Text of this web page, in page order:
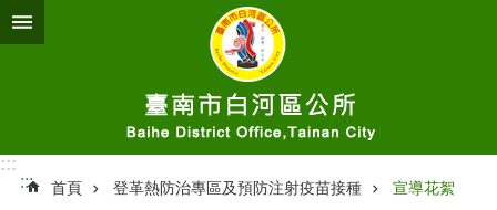
跳到主要內容區塊
:::
:::
首頁 登革熱防治專區及預防注射疫苗接種 宣導花絮